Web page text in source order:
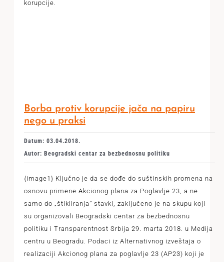
korupcije.
Borba protiv korupcije jača na papiru
nego u praksi
Datum: 03.04.2018.
Autor: Beogradski centar za bezbednosnu politiku
{image1} Ključno je da se dođe do suštinskih promena na
osnovu primene Akcionog plana za Poglavlje 23, a ne
samo do „štikliranjaˮ stavki, zaključeno je na skupu koji
su organizovali Beogradski centar za bezbednosnu
politiku i Transparentnost Srbija 29. marta 2018. u Medija
centru u Beogradu. Podaci iz Alternativnog izveštaja o
realizaciji Akcionog plana za poglavlje 23 (AP23) koji je